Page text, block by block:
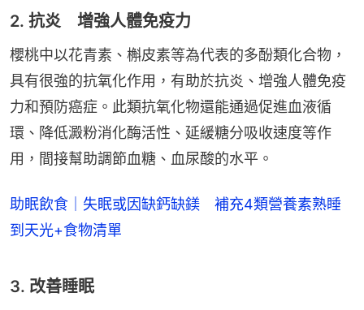
2. 抗炎 增強人體免疫力
櫻桃中以花青素、槲皮素等為代表的多酚類化合物，
具有很強的抗氧化作用，有助於抗炎、增強人體免疫
力和預防癌症。此類抗氧化物還能通過促進血液循
環、降低澱粉消化酶活性、延緩糖分吸收速度等作
用，間接幫助調節血糖、血尿酸的水平。
助眠飲食｜失眠或因缺鈣缺鎂 補充4類營養素熟睡
到天光+食物清單
3. 改善睡眠